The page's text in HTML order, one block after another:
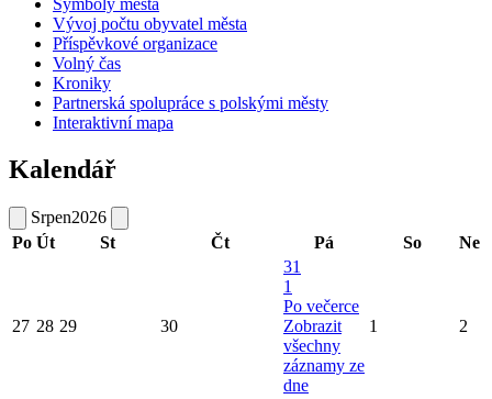
Symboly města
Vývoj počtu obyvatel města
Příspěvkové organizace
Volný čas
Kroniky
Partnerská spolupráce s polskými městy
Interaktivní mapa
Kalendář
Srpen2026
Po Út St Čt Pá So Ne
27 28 29 30
31
1
Po večerce
Zobrazit
všechny
záznamy ze
dne
1 2